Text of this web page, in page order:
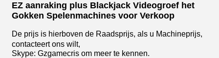
EZ aanraking plus Blackjack Videogroef het
Gokken Spelenmachines voor Verkoop
De prijs is hierboven de Raadsprijs, als u Machineprijs,
contacteert ons wilt,
Skype: Gzgamecris om meer te kennen.